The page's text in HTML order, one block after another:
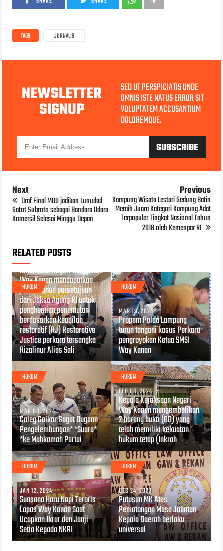
TAGS JURNALIS
NEWSLETTER
SIGNUP
SED UT PERSPICIATIS UNDE
OMNIS ISTE NATUS ERROR SIT
VOLUPTATEM ACCUSANTIUM
DOLOREMQUE.
Next
Draf Final MOU jadikan Lunudad
Gatot Subroto sebagai Bandara Udara
Komersil Selesai Minggu Depan
Previous
Kampung Wisata Lestari Gedung Batin
Meraih Juara Kategori Kampung Adat
Terpopuler Tingkat Nasional Tahun
2018 oleh Kemenpar RI
RELATED POSTS
HUKUM
APR 02, 2024
Kejaksaan Negeri Kabupaten
Way Kanan mendapatkan
permohonan persetujuan
dari Jaksa Agung RI untuk
penghentian penuntutan
berdasarkan keadilan
restoratif (RJ) Restorative
Justice perkara tersangka
Rizalinur Alias Sali
HUKUM
MAR 19, 2024
Propam Polda Lampung
turun tangani kasus Perkara
pengroyokan Ketua SMSI
Way Kanan
HUKUM
MAR 08, 2024
Caleg Golkar Gugat Dugaan
Pengelembungan* *Suara*
*ke Mahkamah Partai
HUKUM
FEB 06, 2024
Kepala Kejaksaan Negeri
Way Kanan mengembalikan
2 barang bukti (BB) yang
telah memiliki kekuatan
hukum tetap (Inkrah
HUKUM
JAN 12, 2024
Suasana Haru Napi Teroris
Lapas Way Kanan Saat
Ucapkan Ikrar dan Janji
Setia Kepada NKRI
HUKUM
DEC 24, 2023
Putusan MK Atas
Pemotongan Masa Jabatan
Kepala Daerah berlaku
universal